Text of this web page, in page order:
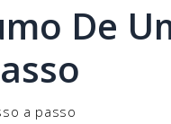
De
a passo